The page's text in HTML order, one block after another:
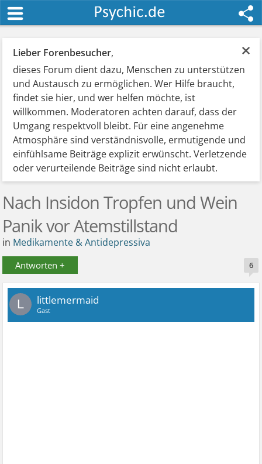
×
Lieber Forenbesucher,
dieses Forum dient dazu, Menschen zu unterstützen
und Austausch zu ermöglichen. Wer Hilfe braucht,
findet sie hier, und wer helfen möchte, ist
willkommen. Moderatoren achten darauf, dass der
Umgang respektvoll bleibt. Für eine angenehme
Atmosphäre sind verständnisvolle, ermutigende und
einfühlsame Beiträge explizit erwünscht. Verletzende
oder verurteilende Beiträge sind nicht erlaubt.
Nach Insidon Tropfen und Wein
Panik vor Atemstillstand
in Medikamente & Antidepressiva
Antworten + 6
L littlemermaid
Gast